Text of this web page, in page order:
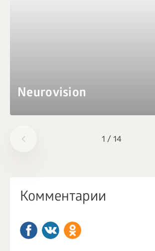
1 / 14
Neurovision
Комментарии